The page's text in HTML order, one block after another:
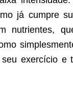
já cumpre
nutrientes,
exercício e